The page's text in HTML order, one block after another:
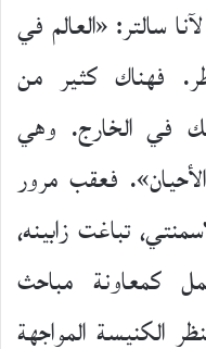
سالتر: «العالم في
فهناك كثير من
في الخارج. وهي
فعقب مرور
تباغت زابينه،
كمعاونة مباحث
الكنيسة المواجهة